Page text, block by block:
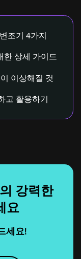
조기 4가지
한 상세 가이드
이상해질 것
고 활용하기
강력한
요
세요!